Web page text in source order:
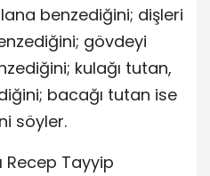
benzediğini; dişleri
gövdeyi
kulağı tutan,
bacağı tutan ise
söyler.
Recep Tayyip